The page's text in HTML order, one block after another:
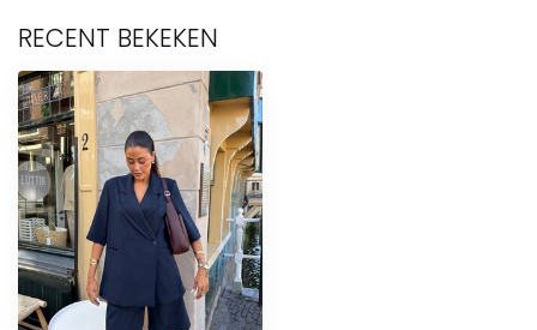
RECENT BEKEKEN